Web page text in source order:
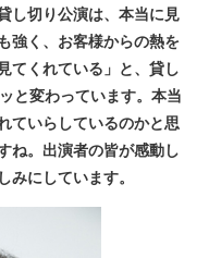
し切り公演は、本当に見
強く、お客様からの熱を
てくれている」 と、貸し
と変わっています。本当
ていらしているのかと思
ね。出演者の皆が感動し
にしています。